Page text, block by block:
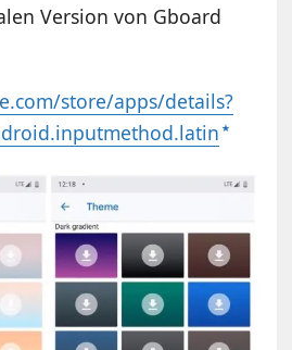
Version von Gboard
store/apps/details?